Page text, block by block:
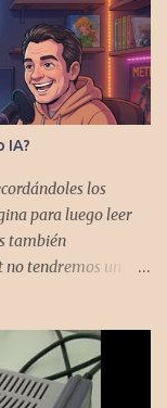
IA?
los
para luego leer
también
tendremos un
aquí si no es por
a sus
en las cuentas de